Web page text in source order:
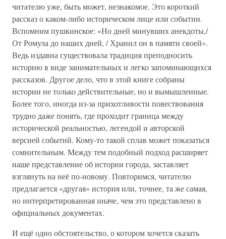
читателю уже, быть может, незнакомое. Это короткий
рассказ о каком-либо историческом лице или событии.
Вспомним пушкинское: «Но дней минувших анекдоты,/
От Ромула до наших дней, / Хранил он в памяти своей».
Ведь издавна существовала традиция преподносить
историю в виде занимательных и легко запоминающихся
рассказов. Другое дело, что в этой книге собраны
истории не только действительные, но и вымышленные.
Более того, иногда из-за прихотливости повествования
трудно даже понять, где проходит граница между
исторической реальностью, легендой и авторской
версией событий. Кому-то такой сплав может показаться
сомнительным. Между тем подобный подход расширяет
наше представление об истории города, заставляет
взглянуть на неё по-новому. Повторимся, читателю
предлагается «другая» история или, точнее, та же самая,
но интерпретированная иначе, чем это представлено в
официальных документах.
И ещё одно обстоятельство, о котором хочется сказать